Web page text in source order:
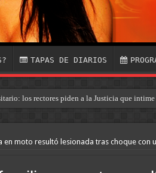
TAPAS DE DIARIOS
los rectores piden a la Justicia que
de Gaiman en medio de una
en moto resultó lesionada tras choque con